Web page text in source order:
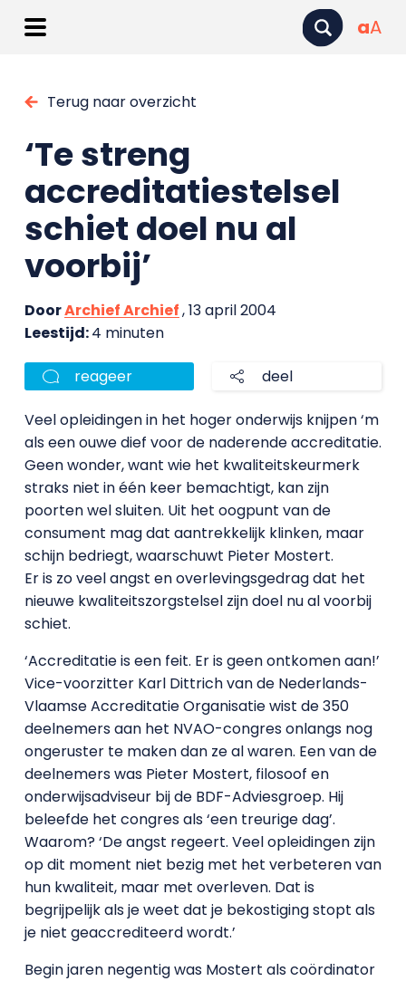
aA
Terug naar overzicht
‘Te streng
accreditatiestelsel
schiet doel nu al
voorbij’
DoorArchief Archief, 13 april 2004
Leestijd:4 minuten
reageer deel
Veel opleidingen in het hoger onderwijs knijpen ‘m
als een ouwe dief voor de naderende accreditatie.
Geen wonder, want wie het kwaliteitskeurmerk
straks niet in één keer bemachtigt, kan zijn
poorten wel sluiten. Uit het oogpunt van de
consument mag dat aantrekkelijk klinken, maar
schijn bedriegt, waarschuwt Pieter Mostert.
Er is zo veel angst en overlevingsgedrag dat het
nieuwe kwaliteitszorgstelsel zijn doel nu al voorbij
schiet.
‘Accreditatie is een feit. Er is geen ontkomen aan!’
Vice-voorzitter Karl Dittrich van de Nederlands-
Vlaamse Accreditatie Organisatie wist de 350
deelnemers aan het NVAO-congres onlangs nog
ongeruster te maken dan ze al waren. Een van de
deelnemers was Pieter Mostert, filosoof en
onderwijsadviseur bij de BDF-Adviesgroep. Hij
beleefde het congres als ‘een treurige dag’.
Waarom? ‘De angst regeert. Veel opleidingen zijn
op dit moment niet bezig met het verbeteren van
hun kwaliteit, maar met overleven. Dat is
begrijpelijk als je weet dat je bekostiging stopt als
je niet geaccrediteerd wordt.’
Begin jaren negentig was Mostert als coördinator